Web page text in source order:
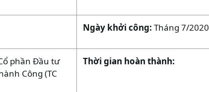
Ngày khởi công: Tháng 7/2020
phần Đầu tư
Công (TC
Thời gian hoàn thành: